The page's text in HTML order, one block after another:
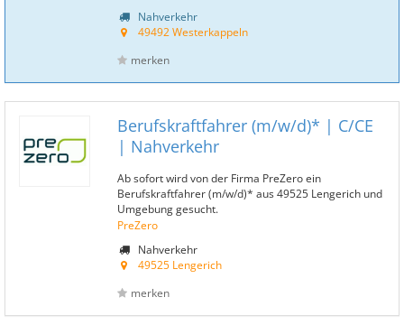
Nahverkehr
49492 Westerkappeln
merken
Berufskraftfahrer (m/w/d)* | C/CE
| Nahverkehr
Ab sofort wird von der Firma PreZero ein
Berufskraftfahrer (m/w/d)* aus 49525 Lengerich und
Umgebung gesucht.
PreZero
Nahverkehr
49525 Lengerich
merken